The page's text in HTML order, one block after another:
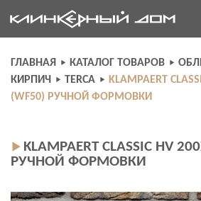
to
content
ГЛАВНАЯ КАТАЛОГ ТОВАРОВ
КИРПИЧ
TERCA
KLAMPAERT
(WF50) РУЧНОЙ ФОРМОВКИ
KLAMPAERT CLASSIC HV
РУЧНОЙ ФОРМОВКИ